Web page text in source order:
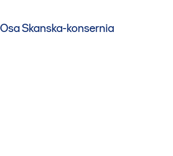
Osa Skanska-konsernia